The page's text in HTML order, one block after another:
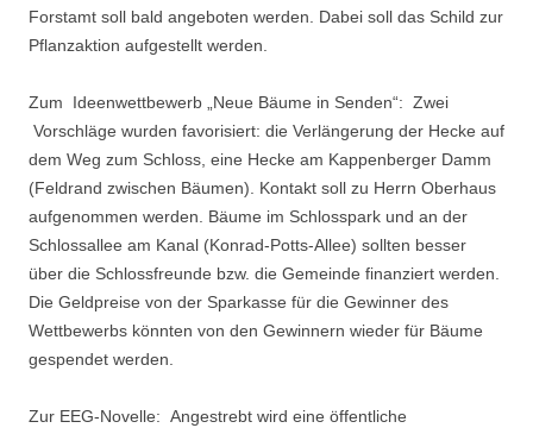
Forstamt soll bald angeboten werden. Dabei soll das Schild zur
Pflanzaktion aufgestellt werden.
Zum Ideenwettbewerb „Neue Bäume in Senden“: Zwei
Vorschläge wurden favorisiert: die Verlängerung der Hecke auf
dem Weg zum Schloss, eine Hecke am Kappenberger Damm
(Feldrand zwischen Bäumen). Kontakt soll zu Herrn Oberhaus
aufgenommen werden. Bäume im Schlosspark und an der
Schlossallee am Kanal (Konrad-Potts-Allee) sollten besser
über die Schlossfreunde bzw. die Gemeinde finanziert werden.
Die Geldpreise von der Sparkasse für die Gewinner des
Wettbewerbs könnten von den Gewinnern wieder für Bäume
gespendet werden.
Zur EEG-Novelle: Angestrebt wird eine öffentliche